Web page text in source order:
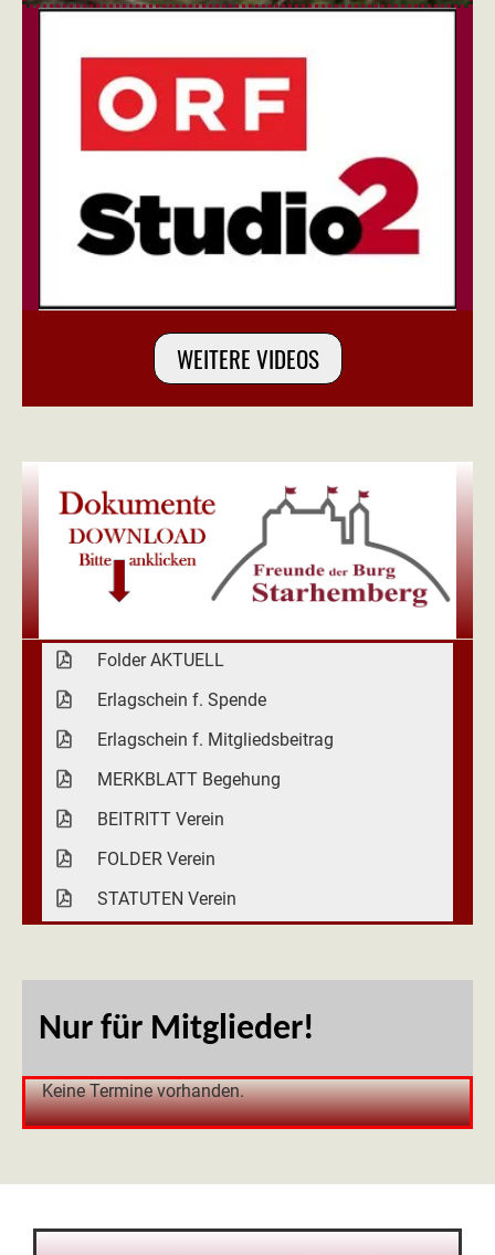
WEITERE VIDEOS
Folder AKTUELL
Erlagschein f. Spende
Erlagschein f. Mitgliedsbeitrag
MERKBLATT Begehung
BEITRITT Verein
FOLDER Verein
STATUTEN Verein
Nur für Mitglieder!
Keine Termine vorhanden.